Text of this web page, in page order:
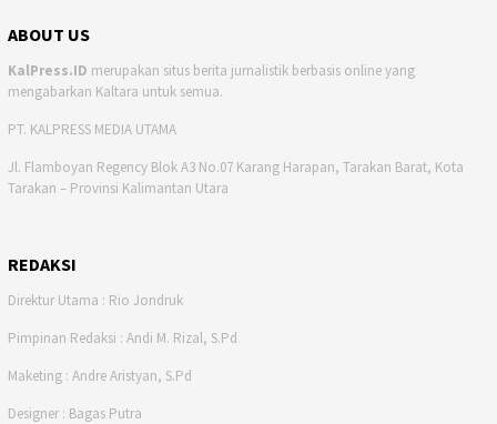
ABOUT US
KalPress.ID merupakan situs berita jurnalistik berbasis online yang
mengabarkan Kaltara untuk semua.
PT. KALPRESS MEDIA UTAMA
Jl. Flamboyan Regency Blok A3 No.07 Karang Harapan, Tarakan Barat, Kota
Tarakan – Provinsi Kalimantan Utara
REDAKSI
Direktur Utama : Rio Jondruk
Pimpinan Redaksi : Andi M. Rizal, S.Pd
Maketing : Andre Aristyan, S.Pd
Designer : Bagas Putra